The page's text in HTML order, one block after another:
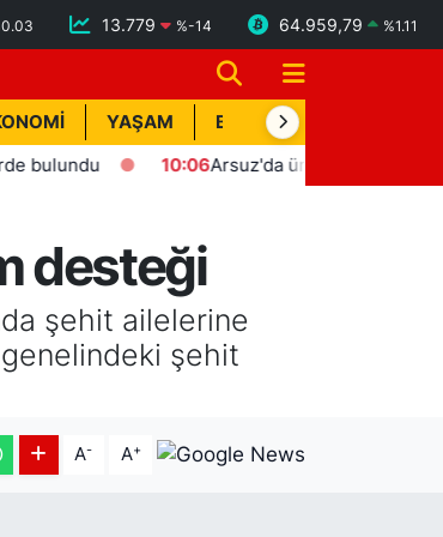
0.03 13.779 %-14 64.959,79 %1.11
YAŞAM BİK İLAN
10:06 Arsuz'da üretilen balıklar
desteği
şehit ailelerine
şehit
A- A+